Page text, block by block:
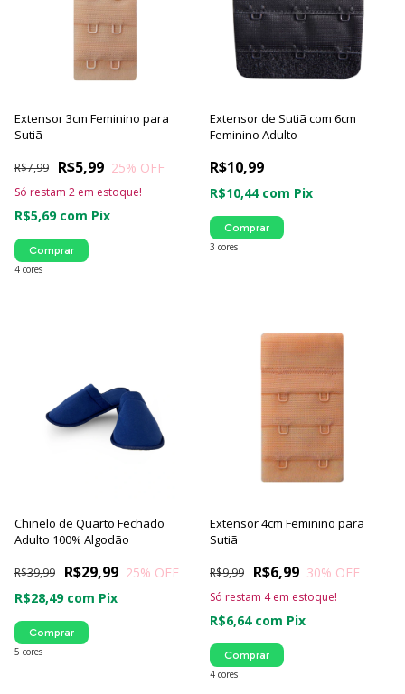
Extensor 3cm Feminino para
Sutiã
R$5,99
R$7,99 25% OFF
R$5,69 com Pix
Só restam 2 em estoque!
4 cores
Comprar
Extensor de Sutiã com 6cm
Feminino Adulto
R$10,99
R$10,44 com Pix
3 cores
Comprar
Chinelo de Quarto Fechado
Adulto 100% Algodão
R$29,99
R$39,99 25% OFF
R$28,49 com Pix
5 cores
Comprar
Extensor 4cm Feminino para
Sutiã
R$6,99
R$9,99 30% OFF
R$6,64 com Pix
Só restam 4em estoque!
4 cores
Comprar